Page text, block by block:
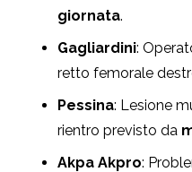
giornata.
Gagliardini:
retto femorale
Pessina: Lesione
rientro previsto da
Akpa Akpro: